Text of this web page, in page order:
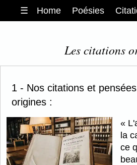
☰ Home Poésies
Les citations
1 - Nos citations et
origines :
la
ce